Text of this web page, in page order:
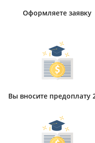
Оформляете заявку
Вы вносите предоплату